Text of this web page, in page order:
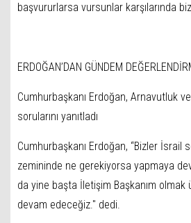
başvururlarsa vursunlar karşılarında
ERDOĞAN’DAN GÜNDEM
Cumhurbaşkanı Erdoğan, Arnavutluk
sorularını yanıtladı
Cumhurbaşkanı Erdoğan, “Bizler İsrail
zemininde ne gerekiyorsa yapmaya
da yine başta İletişim Başkanım
devam edeceğiz." dedi.